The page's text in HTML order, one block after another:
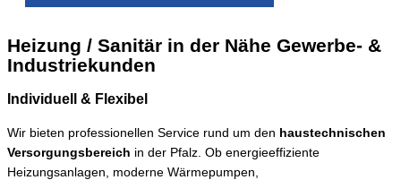
Heizung / Sanitär in der Nähe Gewerbe- &
Industriekunden
Individuell & Flexibel
Wir bieten professionellen Service rund um den haustechnischen
Versorgungsbereich in der Pfalz. Ob energieeffiziente
Heizungsanlagen, moderne Wärmepumpen,